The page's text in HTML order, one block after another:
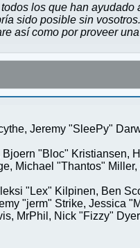
los que han
sido posible sin
así como por proveer
Jeremy "SleePy"
"Bloc" Kristiansen,
Michael "Thantos"
"Lex" Kilpinen, Ben
"jerm" Strike, Jessica
MrPhil, Nick "Fizzy"